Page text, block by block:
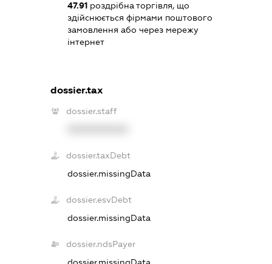
47.91 роздрібна торгівля, що
здійснюється фірмами поштового
замовлення або через мережу
інтернет
dossier.tax
dossier.staff
dossier.taxDebt
dossier.missingData
dossier.esvDebt
dossier.missingData
dossier.ndsPayer
dossier.missingData